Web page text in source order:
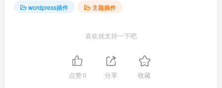
wordpress插件 主题插件
喜欢就支持一下吧
点赞0 分享 收藏